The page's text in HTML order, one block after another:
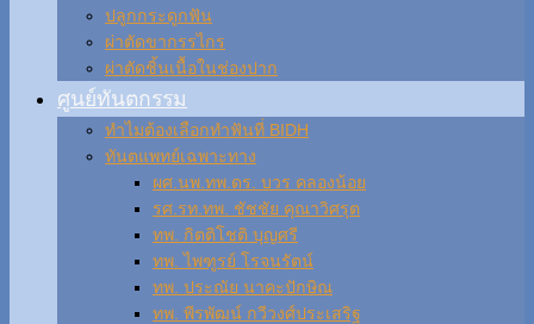
ปลูกกระดูกฟัน
ผ่าตัดขากรรไกร
ผ่าตัดชิ้นเนื้อในช่องปาก
ศูนย์ทันตกรรม
ทำไมต้องเลือกทำฟันที่ BIDH
ทันตแพทย์เฉพาะทาง
ผศ.นพ.ทพ.ดร. บวร คลองน้อย
รศ.รท.ทพ. ชัชชัย คุณาวิศรุต
ทพ. กิตติโชติ บุญศรี
ทพ. ไพฑูรย์ โรจนรัตน์
ทพ. ประณัย นาคะปักษิณ
ทพ. พีรพัฒน์ กวีวงศ์ประเสริฐ